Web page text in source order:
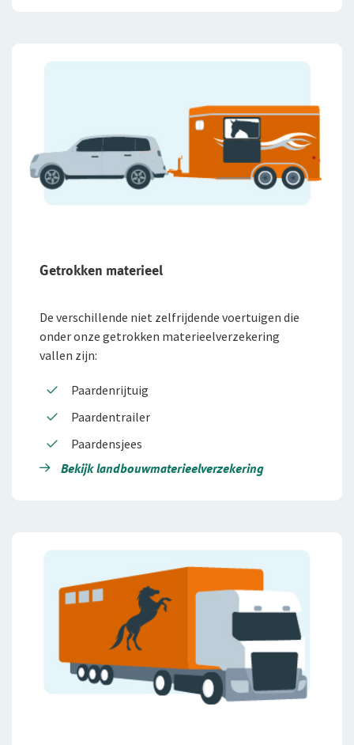
Getrokken materieel
De verschillende niet zelfrijdende voertuigen die
onder onze getrokken materieelverzekering
vallen zijn:
Paardenrijtuig
Paardentrailer
Paardensjees
Bekijk landbouwmate­ri­eel­verzekering